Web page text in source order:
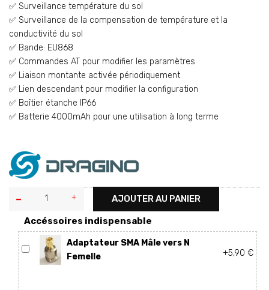
✅ Surveillance température du sol
✅ Surveillance de la compensation de température et la
conductivité du sol
✅ Bande: EU868
✅ Commandes AT pour modifier les paramètres
✅ Liaison montante activée périodiquement
✅ Lien descendant pour modifier la configuration
✅ Boîtier étanche IP66
✅ Batterie 4000mAh pour une utilisation à long terme
AJOUTER AU PANIER
Accéssoires indispensable
Adaptateur SMA Mâle vers N
Femelle
+5,90 €